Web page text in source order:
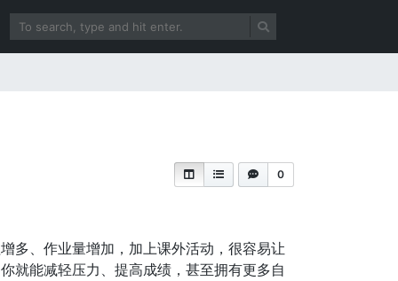
0
多、作业量增加，加上课外活动，很容易让
就能减轻压力、提高成绩，甚至拥有更多自